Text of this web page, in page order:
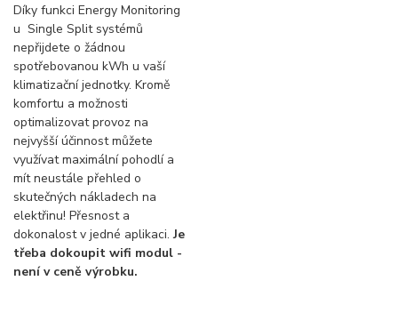
Díky funkci Energy Monitoring
u Single Split systémů
nepřijdete o žádnou
spotřebovanou kWh u vaší
klimatizační jednotky. Kromě
komfortu a možnosti
optimalizovat provoz na
nejvyšší účinnost můžete
využívat maximální pohodlí a
mít neustále přehled o
skutečných nákladech na
elektřinu! Přesnost a
dokonalost v jedné aplikaci.Je
třeba dokoupit wifi modul -
není v ceně výrobku.